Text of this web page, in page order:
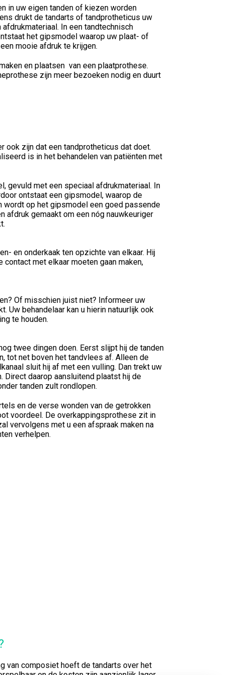
in uw eigen tanden of kiezen worden
drukt de tandarts of tandprotheticus uw
In een tandtechnisch
het gipsmodel waarop uw plaat- of
mooie afdruk te krijgen.
en plaatsen van een plaatprothese.
zijn meer bezoeken nodig en duurt
ook zijn dat een tandprotheticus dat doet.
is in het behandelen van patiënten met
gevuld met een speciaal afdrukmateriaal. In
ontstaat een gipsmodel, waarop de
wordt op het gipsmodel een goed passende
afdruk gemaakt om een nóg nauwkeuriger
en onderkaak ten opzichte van elkaar. Hij
met elkaar moeten gaan maken,
Of misschien juist niet? Informeer uw
Uw behandelaar kan u hierin natuurlijk ook
te houden.
twee dingen doen. Eerst slijpt hij de tanden
tot net boven het tandvlees af. Alleen de
sluit hij af met een vulling. Dan trekt uw
daarop aansluitend plaatst hij de
tanden zult rondlopen.
en de verse wonden van de getrokken
voordeel. De overkappingsprothese zit in
vervolgens met u een afspraak maken na
verhelpen.
van composiet hoeft de tandarts over het